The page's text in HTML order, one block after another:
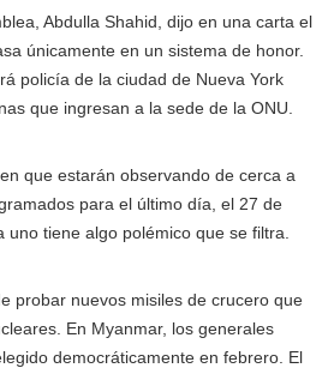
Abdulla Shahid, dijo en una carta el
únicamente en un sistema de honor.
policía de la ciudad de Nueva York
que ingresan a la sede de la ONU.
que estarán observando de cerca a
para el último día, el 27 de
tiene algo polémico que se filtra.
probar nuevos misiles de crucero que
En Myanmar, los generales
democráticamente en febrero. El